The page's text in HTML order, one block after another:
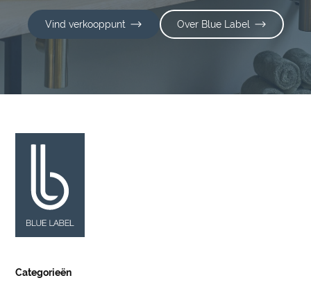
Vind verkooppunt Over Blue Label
Categorieën